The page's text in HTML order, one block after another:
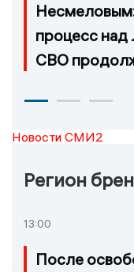
процесс
СВО
Новости СМИ2
Регион
13:00
После